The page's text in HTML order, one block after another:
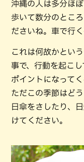
沖縄の人は多分ほ
歩いて数分のとこ
ださいね。車で行く
これは何故かとい
事で、行動を起こ
ポイントになってく
ただこの季節はど
日傘をさしたり、
けてください。